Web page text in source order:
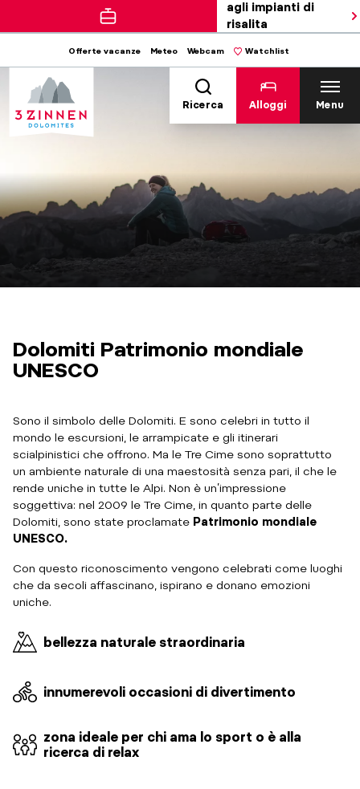
agli impianti di
risalita
Offerte vacanze Meteo Webcam Watchlist
Ricerca Alloggi Menu
Dolomiti Patrimonio mondiale
UNESCO
Sono il simbolo delle Dolomiti. E sono celebri in tutto il
mondo le escursioni, le arrampicate e gli itinerari
scialpinistici che offrono. Ma le Tre Cime sono soprattutto
un ambiente naturale di una maestosità senza pari, il che le
rende uniche in tutte le Alpi. Non è un’impressione
soggettiva: nel 2009 le Tre Cime, in quanto parte delle
Dolomiti, sono state proclamate Patrimonio mondiale
UNESCO.
Con questo riconoscimento vengono celebrati come luoghi
che da secoli affascinano, ispirano e donano emozioni
uniche.
bellezza naturale straordinaria
innumerevoli occasioni di divertimento
zona ideale per chi ama lo sport o è alla
ricerca di relax